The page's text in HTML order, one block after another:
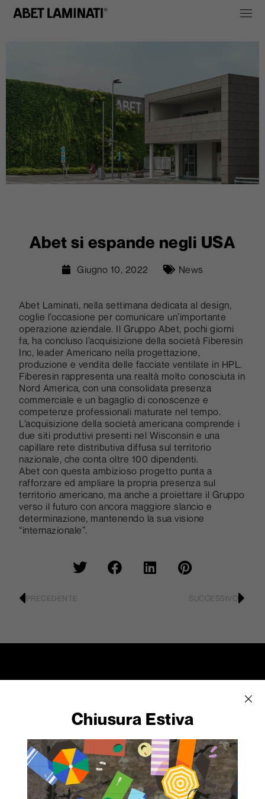
Abet si espande negli USA
Giugno 10, 2022 News
Abet Laminati, nella settimana dedicata al design,
coglie l’occasione per comunicare un’importante
operazione aziendale. Il Gruppo Abet, pochi giorni
fa, ha concluso l’acquisizione della società Fiberesin
Inc, leader Americano nella progettazione,
produzione e vendita delle facciate ventilate in HPL.
Fiberesin rappresenta una realtà molto conosciuta in
Nord America, con una consolidata presenza
commerciale e un bagaglio di conoscenze e
competenze professionali maturate nel tempo.
L’acquisizione della società americana comprende i
due siti produttivi presenti nel Wisconsin e una
capillare rete distributiva diffusa sul territorio
nazionale, che conta oltre 100 dipendenti.
Abet con questa ambizioso progetto punta a
rafforzare ed ampliare la propria presenza sul
territorio americano, ma anche a proiettare il Gruppo
verso il futuro con ancora maggiore slancio e
determinazione, mantenendo la sua visione
“internazionale”.
PRECEDENTE SUCCESSIVO
Viale Industria 21
12042 Bra (CN)
Italia
+39 0172 419111
info@abetlaminati.com
Chiusura Estiva